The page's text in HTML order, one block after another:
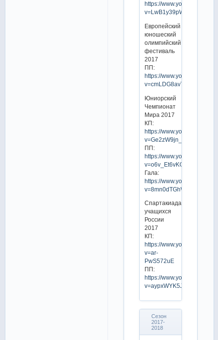
https://www.youtube.com/
v=LwB1y39pWos
Европейский
юношеский
олимпийский
фестиваль
2017
ПП:
https://www.youtube.com/
v=cmLDG8avTa8
Юниорский
Чемпионат
Мира 2017
КП:
https://www.youtube.com/
v=Ge2zW9jn_tg
ПП:
https://www.youtube.com/
v=o6v_Et6vKOc
Гала:
https://www.youtube.com/
v=8mn0dTGhWWc
Спартакиада
учащихся
России
2017
КП:
https://www.youtube.com/
v=ar-
PwS572uE
ПП:
https://www.youtube.com/
v=aypxWYK5JtI
Сезон
2017-
2018